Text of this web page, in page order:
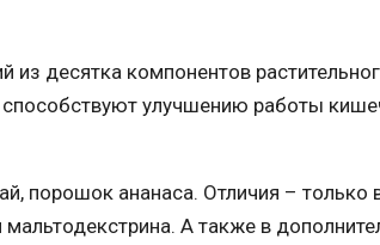
десятка компонентов
улучшению работы
порошок ананаса. Отличия – только
мальтодекстрина. А также в